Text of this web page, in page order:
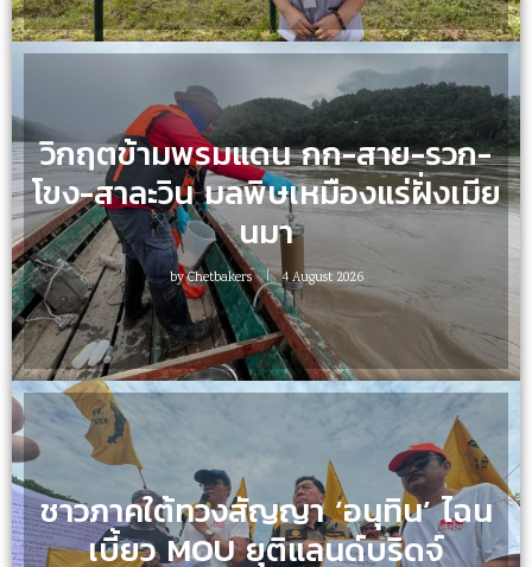
วิกฤตข้ามพรมแดน กก-สาย-รวก-
โขง-สาละวิน มลพิษเหมืองแร่ฝั่งเมีย
นมา
byChetbakers 4 August 2026
ชาวภาคใต้ทวงสัญญา ‘อนุทิน’ ไฉน
เบี้ยว MOU ยุติแลนด์บริดจ์